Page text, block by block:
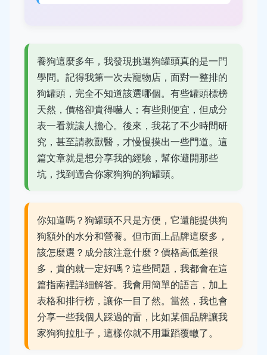
養狗這麼多年，我發現挑選狗罐頭真的是一門
學問。記得我第一次去寵物店，面對一整排的
狗罐頭，完全不知道該選哪個。有些罐頭標榜
天然，價格卻貴得嚇人；有些則便宜，但成分
表一看就讓人擔心。後來，我花了不少時間研
究，甚至請教獸醫，才慢慢摸出一些門道。這
篇文章就是想分享我的經驗，幫你避開那些
坑，找到適合你家狗狗的狗罐頭。
你知道嗎？狗罐頭不只是方便，它還能提供狗
狗額外的水分和營養。但市面上品牌這麼多，
該怎麼選？成分該注意什麼？價格高低差很
多，貴的就一定好嗎？這些問題，我都會在這
篇指南裡詳細解答。我會用簡單的語言，加上
表格和排行榜，讓你一目了然。當然，我也會
分享一些我個人踩過的雷，比如某個品牌讓我
家狗狗拉肚子，這樣你就不用重蹈覆轍了。